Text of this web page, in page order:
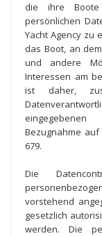
die ihre Boote
persönlichen
Yacht Agency zu
das Boot, an
und andere
Interessen am
ist daher,
Bezugnahme auf
679.
Die
vorstehend
gesetzlich
werden. Die